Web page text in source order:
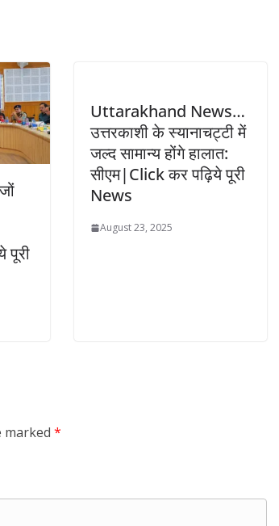
पूरी
Uttarakhand News…
उत्तरकाशी के स्यानाचट्टी में
जल्द सामान्य होंगे हालात:
सीएम|Click कर पढ़िये पूरी
News
August 23, 2025
marked *